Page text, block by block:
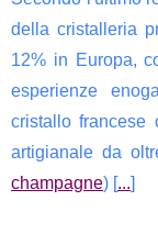
della cristalleria
12% in Europa,
esperienze
cristallo francese
artigianale da
champagne) [...]